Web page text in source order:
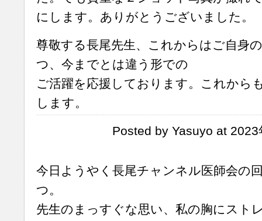
にします。ありがとうございました。
尊敬する長尾先生、これからはご自身
つ、今までとは違う形での
ご活躍を応援しております。これから
します。
Posted by Yasuyo at
今日ようやく長尾チャンネル医師会の
つ。
先生のまっすぐな思い、私の胸にスト